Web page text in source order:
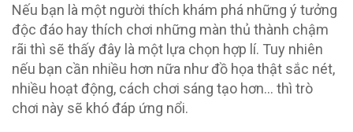
Nếu bạn là một người thích khám phá những ý tưởng
độc đáo hay thích chơi những màn thủ thành chậm
rãi thì sẽ thấy đây là một lựa chọn hợp lí. Tuy nhiên
nếu bạn cần nhiều hơn nữa như đồ họa thật sắc nét,
nhiều hoạt động, cách chơi sáng tạo hơn… thì trò
chơi này sẽ khó đáp ứng nổi.